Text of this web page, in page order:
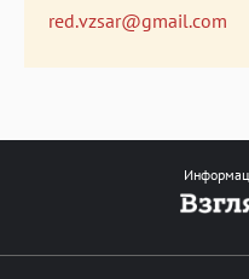
red.vzsar@gmail.com